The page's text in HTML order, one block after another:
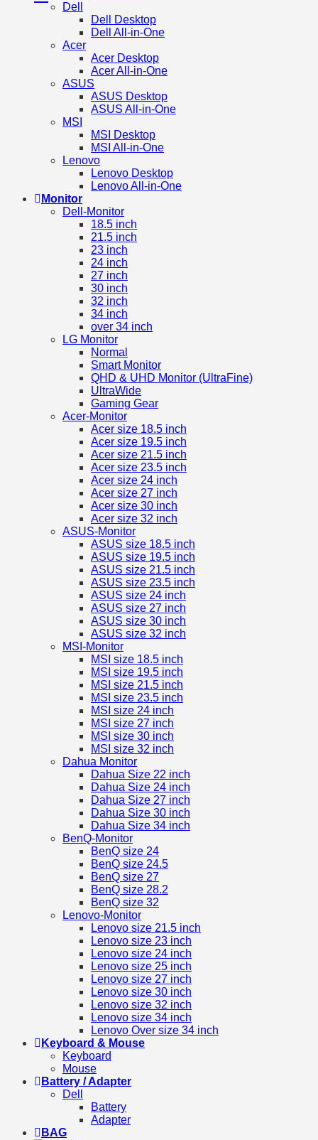
Dell
Dell Desktop
Dell All-in-One
Acer
Acer Desktop
Acer All-in-One
ASUS
ASUS Desktop
ASUS All-in-One
MSI
MSI Desktop
MSI All-in-One
Lenovo
Lenovo Desktop
Lenovo All-in-One
Monitor
Dell-Monitor
18.5 inch
21.5 inch
23 inch
24 inch
27 inch
30 inch
32 inch
34 inch
over 34 inch
LG Monitor
Normal
Smart Monitor
QHD & UHD Monitor (UltraFine)
UltraWide
Gaming Gear
Acer-Monitor
Acer size 18.5 inch
Acer size 19.5 inch
Acer size 21.5 inch
Acer size 23.5 inch
Acer size 24 inch
Acer size 27 inch
Acer size 30 inch
Acer size 32 inch
ASUS-Monitor
ASUS size 18.5 inch
ASUS size 19.5 inch
ASUS size 21.5 inch
ASUS size 23.5 inch
ASUS size 24 inch
ASUS size 27 inch
ASUS size 30 inch
ASUS size 32 inch
MSI-Monitor
MSI size 18.5 inch
MSI size 19.5 inch
MSI size 21.5 inch
MSI size 23.5 inch
MSI size 24 inch
MSI size 27 inch
MSI size 30 inch
MSI size 32 inch
Dahua Monitor
Dahua Size 22 inch
Dahua Size 24 inch
Dahua Size 27 inch
Dahua Size 30 inch
Dahua Size 34 inch
BenQ-Monitor
BenQ size 24
BenQ size 24.5
BenQ size 27
BenQ size 28.2
BenQ size 32
Lenovo-Monitor
Lenovo size 21.5 inch
Lenovo size 23 inch
Lenovo size 24 inch
Lenovo size 25 inch
Lenovo size 27 inch
Lenovo size 30 inch
Lenovo size 32 inch
Lenovo size 34 inch
Lenovo Over size 34 inch
Keyboard & Mouse
Keyboard
Mouse
Battery / Adapter
Dell
Battery
Adapter
BAG